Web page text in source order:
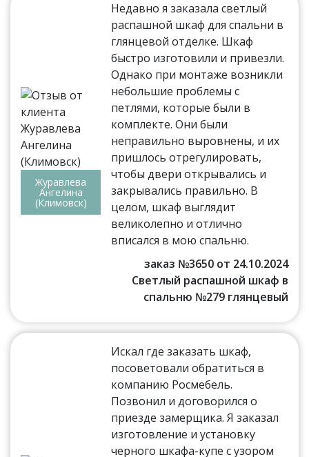
Журавлева
Ангелина
(Климовск)
Недавно я заказала светлый
распашной шкаф для спальни в
глянцевой отделке. Шкаф
быстро изготовили и привезли.
Однако при монтаже возникли
небольшие проблемы с
петлями, которые были в
комплекте. Они были
неправильно выровнены, и их
пришлось отрегулировать,
чтобы двери открывались и
закрывались правильно. В
целом, шкаф выглядит
великолепно и отлично
вписался в мою спальню.
заказ №3650 от 24.10.2024
Светлый распашной шкаф в
спальню №279 глянцевый
Искал где заказать шкаф,
посоветовали обратиться в
компанию Росмебель.
Позвонил и договорился о
приезде замерщика. Я заказал
изготовление и установку
черного шкафа-купе с узором